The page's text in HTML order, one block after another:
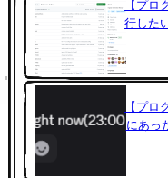
【プロ
行した
【プ
にあっ